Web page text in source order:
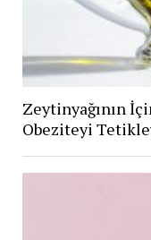
Zeytinyağının
Obeziteyi